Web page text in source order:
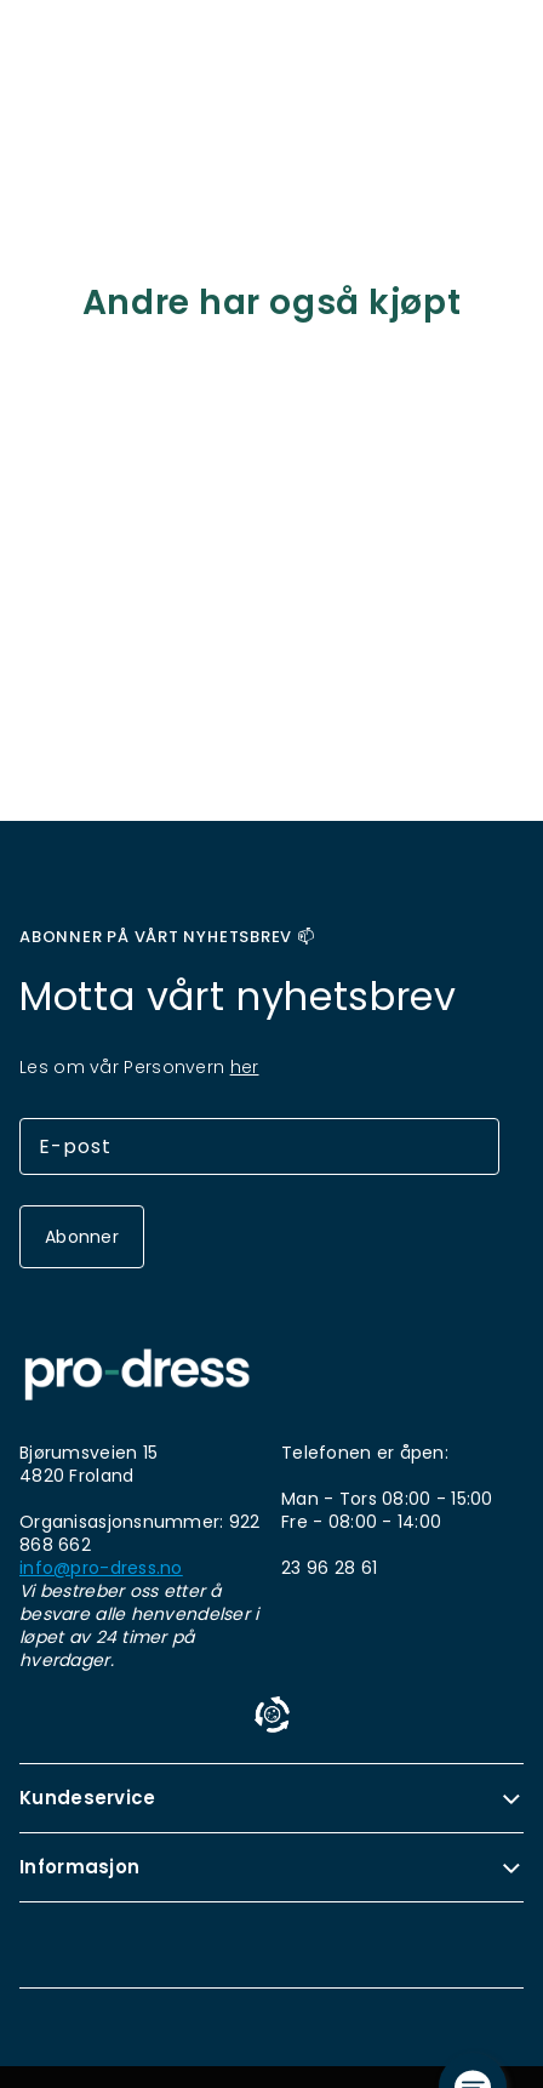
Andre har også kjøpt
ABONNER PÅ VÅRT NYHETSBREV 📫
Motta vårt nyhetsbrev
Les om vår Personvern her
Abonner
Bjørumsveien 15
4820 Froland
Organisasjonsnummer: 922
868 662
info@pro-dress.no
Vi bestreber oss etter å
besvare alle henvendelser i
løpet av 24 timer på
hverdager.
Telefonen er åpen:
Man - Tors 08:00 - 15:00
Fre - 08:00 - 14:00
23 96 28 61
Kundeservice
Informasjon